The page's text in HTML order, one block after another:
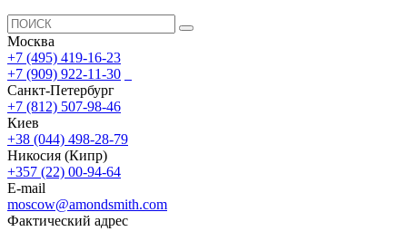
Москва
+7 (495) 419-16-23
+7 (909) 922-11-30
Санкт-Петербург
+7 (812) 507-98-46
Киев
+38 (044) 498-28-79
Никосия (Кипр)
+357 (22) 00-94-64
E-mail
moscow@amondsmith.com
Фактический адрес